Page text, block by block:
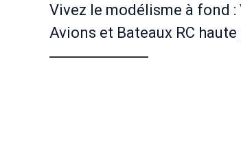
Vivez le modélisme à fond :
Avions et Bateaux RC